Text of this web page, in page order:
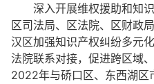
深入开展维权援助和知
区司法局、区法院、区财政
汉区加强知识产权纠纷多元
法院联系对接，促进跨区域
2022年与硚口区、东西湖区